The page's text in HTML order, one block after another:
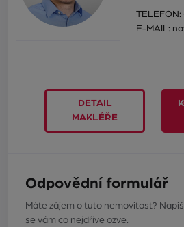
TELEFON:
E-MAIL:
DETAIL
MAKLÉŘE
Odpovědní formulář
Máte zájem o tuto nemovitost?
se vám co nejdříve ozve.